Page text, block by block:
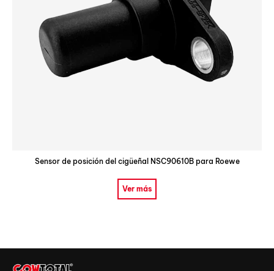
Sensor de posición del cigüeñal NSC90610B para Roewe
Ver más